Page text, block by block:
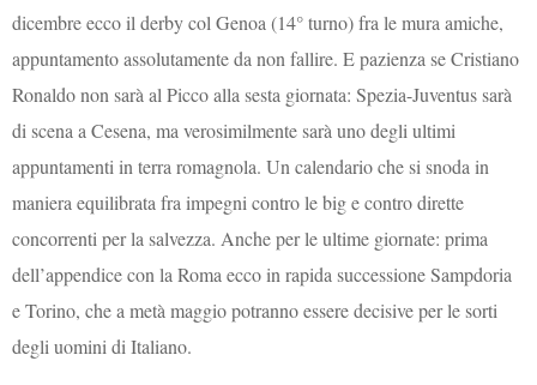
dicembre ecco il derby col Genoa (14° turno) fra le mura amiche,
appuntamento assolutamente da non fallire. E pazienza se Cristiano
Ronaldo non sarà al Picco alla sesta giornata: Spezia-Juventus sarà
di scena a Cesena, ma verosimilmente sarà uno degli ultimi
appuntamenti in terra romagnola. Un calendario che si snoda in
maniera equilibrata fra impegni contro le big e contro dirette
concorrenti per la salvezza. Anche per le ultime giornate: prima
dell’appendice con la Roma ecco in rapida successione Sampdoria
e Torino, che a metà maggio potranno essere decisive per le sorti
degli uomini di Italiano.